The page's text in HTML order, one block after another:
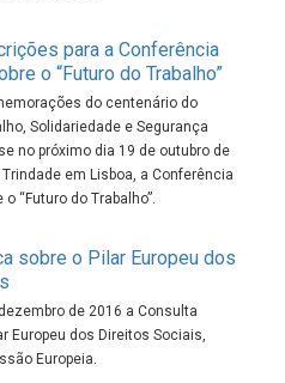
para a Conferência
o “Futuro do Trabalho”
do centenário do
Solidariedade e Segurança
no próximo dia 19 de outubro de
em Lisboa, a Conferência
“Futuro do Trabalho”.
sobre o Pilar Europeu dos
de 2016 a Consulta
Europeu dos Direitos Sociais,
Europeia.